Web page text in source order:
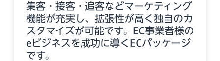
集客・接客・追客などマーケティング
機能が充実し、拡張性が高く独自のカ
スタマイズが可能です。EC事業者様の
eビジネスを成功に導くECパッケージ
です。